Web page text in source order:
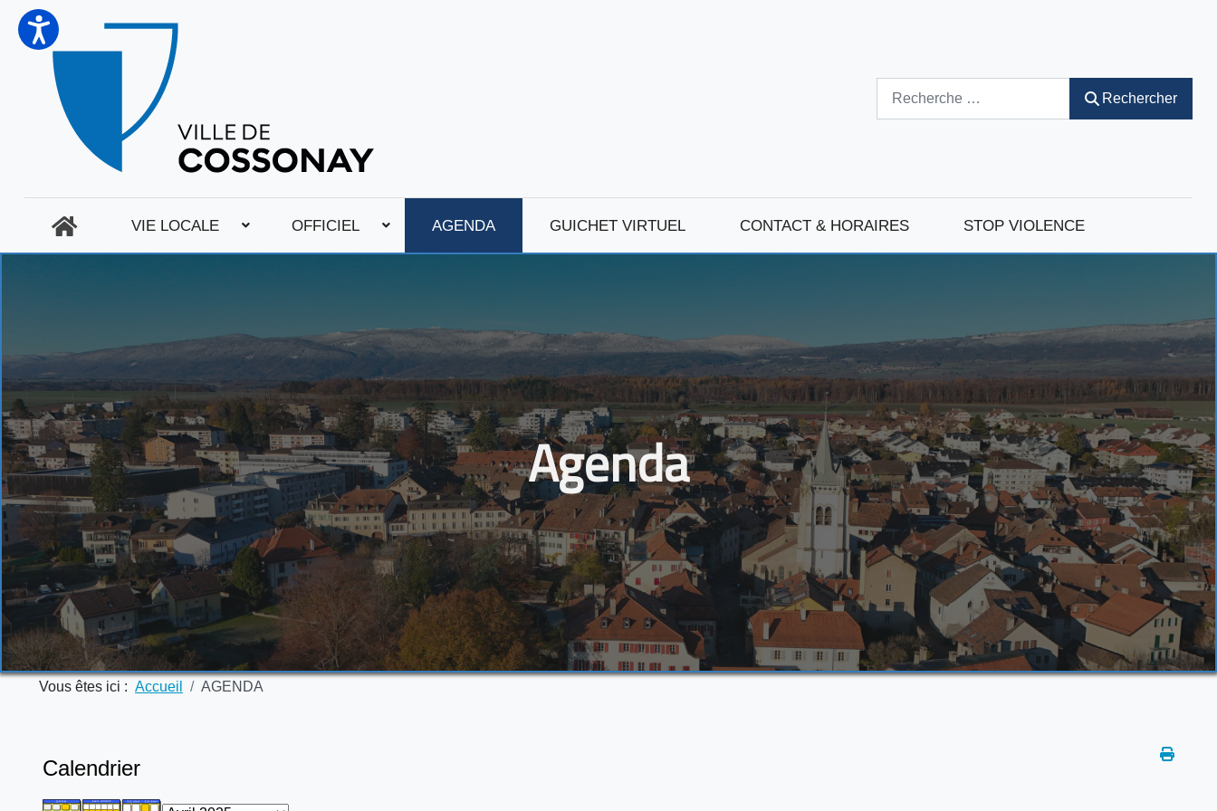
Rechercher
VIE LOCALE OFFICIEL AGENDA GUICHET VIRTUEL CONTACT & HORAIRES STOP VIOLENCE
Agenda
Vous êtes ici : Accueil AGENDA
Calendrier